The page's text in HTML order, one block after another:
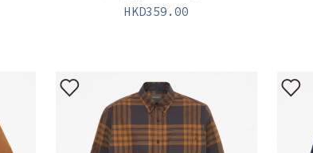
HKD359.00